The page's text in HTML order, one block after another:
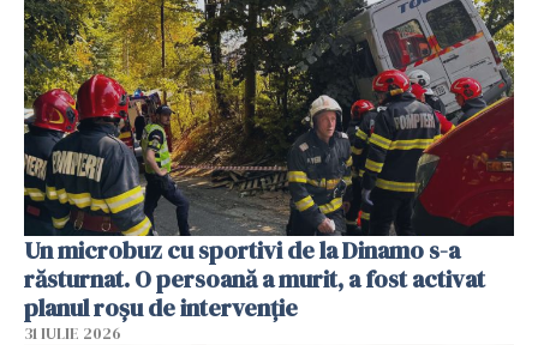
Un microbuz cu sportivi de la Dinamo s-a
răsturnat. O persoană a murit, a fost activat
planul roșu de intervenție
31 IULIE 2026